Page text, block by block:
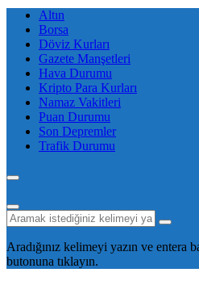
Altın
Borsa
Döviz Kurları
Gazete Manşetleri
Hava Durumu
Kripto Para Kurları
Namaz Vakitleri
Puan Durumu
Son Depremler
Trafik Durumu
Aradığınız kelimeyi yazın ve entera
butonuna tıklayın.